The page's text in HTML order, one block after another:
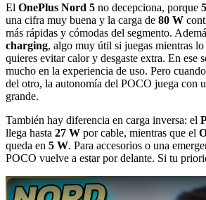
El OnePlus Nord 5 no decepciona, porque
una cifra muy buena y la carga de 80 W
más rápidas y cómodas del segmento.
charging, algo muy útil si juegas mientras
quieres evitar calor y desgaste extra. En ese
mucho en la experiencia de uso. Pero
del otro, la autonomía del POCO juega con
grande.
También hay diferencia en carga inversa: el
llega hasta 27 W por cable, mientras que el
queda en 5 W. Para accesorios o una
POCO vuelve a estar por delante. Si tu